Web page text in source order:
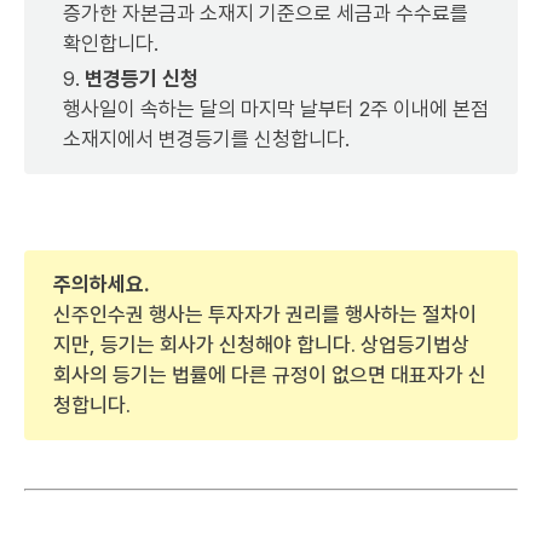
증가한 자본금과 소재지 기준으로 세금과 수수료를
확인합니다.
변경등기 신청
행사일이 속하는 달의 마지막 날부터 2주 이내에 본점
소재지에서 변경등기를 신청합니다.
주의하세요.
신주인수권 행사는 투자자가 권리를 행사하는 절차이
지만, 등기는 회사가 신청해야 합니다. 상업등기법상
회사의 등기는 법률에 다른 규정이 없으면 대표자가 신
청합니다.